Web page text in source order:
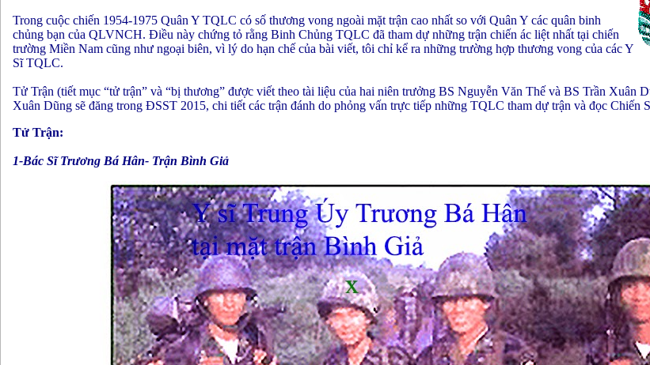
Trong cuộc chiến 1954-1975 Quân Y TQLC có số thương vong ngoài mặt trận cao nhất so với Quân Y các quân binh
chủng bạn của QLVNCH. Điều này chứng tỏ rằng Binh Chủng TQLC đã tham dự những trận chiến ác liệt nhất tại chiến
trường Miền Nam cũng như ngoại biên, vì lý do hạn chế của bài viết, tôi chỉ kể ra những trường hợp thương vong của các Y
Sĩ TQLC.
Tử Trận (tiết mục “tử trận” và “bị thương” được viết theo tài liệu của hai niên trưởng BS Nguyễn Văn Thế và BS Trần Xuân
Xuân Dũng sẽ đăng trong ĐSST 2015, chi tiết các trận đánh do phỏng vấn trực tiếp những TQLC tham dự trận và đọc Chiến
Tử Trận:
1-Bác Sĩ Trương Bá Hân- Trận Bình Giả